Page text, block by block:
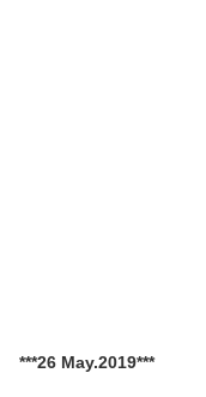
***26 May.2019***